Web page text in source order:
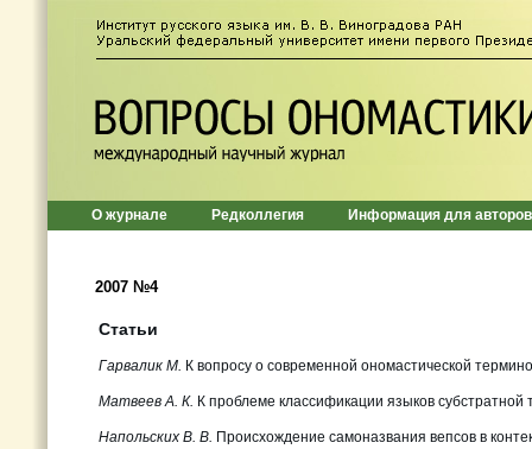
О журнале Редколлегия Информация для авторов
2007 №4
Статьи
Гарвалик М. К вопросу о современной ономастической
Матвеев А. К. К проблеме классификации языков субстратной
Напольских В. В. Происхождение самоназвания вепсов в